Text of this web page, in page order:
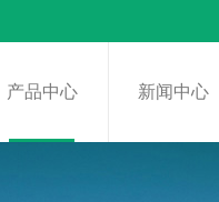
产品中心 新闻中心